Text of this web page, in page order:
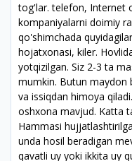
tog'lar. telefon, Internet
kompaniyalarni doimiy
qo'shimchada
hojatxonasi, kiler.
yotqizilgan. Siz 2-3 ta
mumkin. Butun maydon
va issiqdan himoya
oshxona mavjud. Katta
Hammasi
unda hosil beradigan
qavatli uy yoki ikkita uy